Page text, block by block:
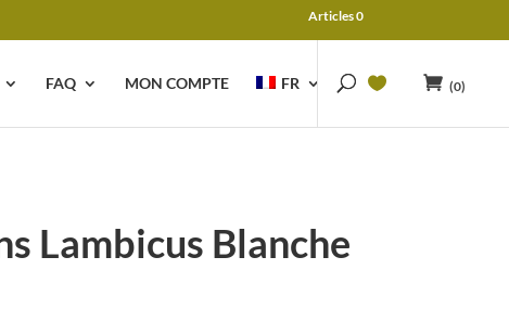
Articles 0
FAQ MON COMPTE FR (0)
Lambicus Blanche